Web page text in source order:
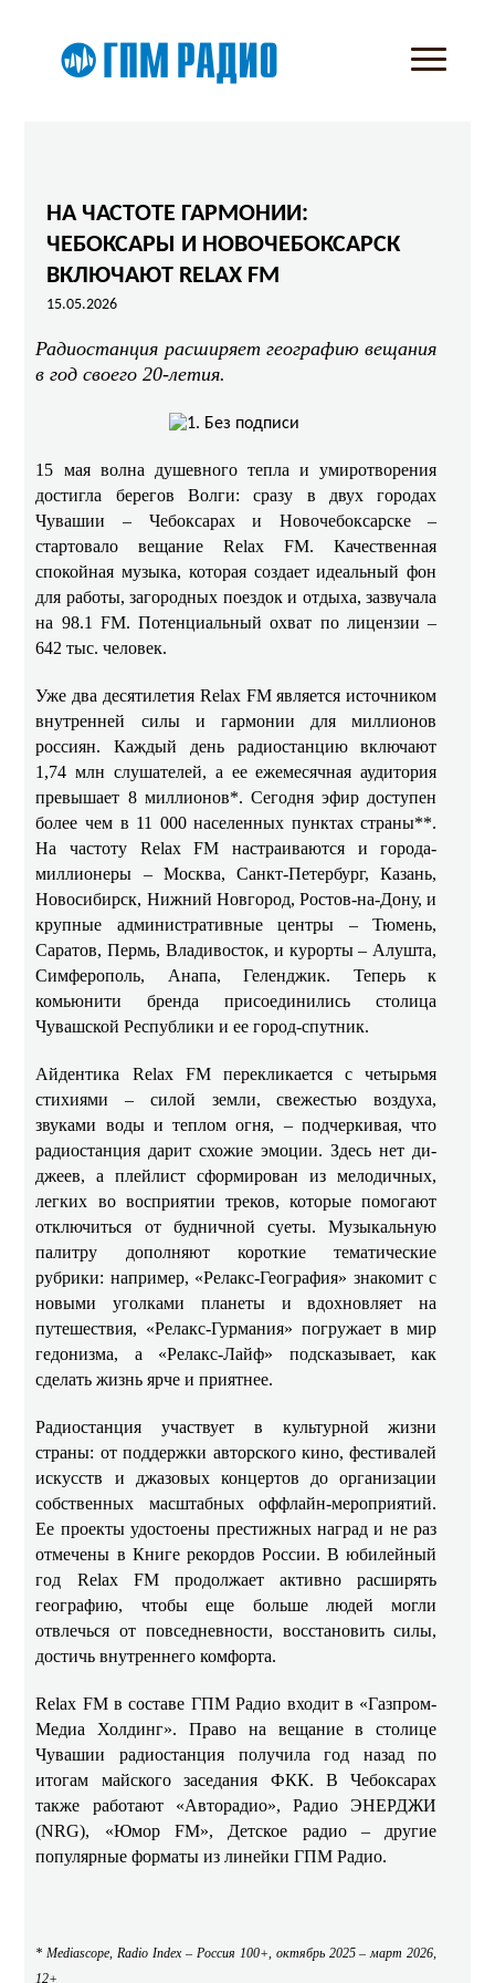
НА ЧАСТОТЕ ГАРМОНИИ:
ЧЕБОКСАРЫ И НОВОЧЕБОКСАРСК
ВКЛЮЧАЮТ RELAX FM
15.05.2026
Радиостанция расширяет географию вещания
в год своего 20‑летия.
15 мая волна душевного тепла и умиротворения
достигла берегов Волги: сразу в двух городах
Чувашии – Чебоксарах и Новочебоксарске –
стартовало вещание Relax FM. Качественная
спокойная музыка, которая создает идеальный фон
для работы, загородных поездок и отдыха, зазвучала
на 98.1 FM. Потенциальный охват по лицензии –
642 тыс. человек.
Уже два десятилетия Relax FM является источником
внутренней силы и гармонии для миллионов
россиян. Каждый день радиостанцию включают
1,74 млн слушателей, а ее ежемесячная аудитория
превышает 8 миллионов*. Сегодня эфир доступен
более чем в 11 000 населенных пунктах страны**.
На частоту Relax FM настраиваются и города-
миллионеры – Москва, Санкт-Петербург, Казань,
Новосибирск, Нижний Новгород, Ростов-на-Дону, и
крупные административные центры – Тюмень,
Саратов, Пермь, Владивосток, и курорты – Алушта,
Симферополь, Анапа, Геленджик. Теперь к
комьюнити бренда присоединились столица
Чувашской Республики и ее город-спутник.
Айдентика Relax FM перекликается с четырьмя
стихиями – силой земли, свежестью воздуха,
звуками воды и теплом огня, – подчеркивая, что
радиостанция дарит схожие эмоции. Здесь нет ди-
джеев, а плейлист сформирован из мелодичных,
легких во восприятии треков, которые помогают
отключиться от будничной суеты. Музыкальную
палитру дополняют короткие тематические
рубрики: например, «Релакс‑География» знакомит с
новыми уголками планеты и вдохновляет на
путешествия, «Релакс‑Гурмания» погружает в мир
гедонизма, а «Релакс‑Лайф» подсказывает, как
сделать жизнь ярче и приятнее.
Радиостанция участвует в культурной жизни
страны: от поддержки авторского кино, фестивалей
искусств и джазовых концертов до организации
собственных масштабных оффлайн-мероприятий.
Ее проекты удостоены престижных наград и не раз
отмечены в Книге рекордов России. В юбилейный
год Relax FM продолжает активно расширять
географию, чтобы еще больше людей могли
отвлечься от повседневности, восстановить силы,
достичь внутреннего комфорта.
Relax FM в составе ГПМ Радио входит в «Газпром-
Медиа Холдинг». Право на вещание в столице
Чувашии радиостанция получила год назад по
итогам майского заседания ФКК. В Чебоксарах
также работают «Авторадио», Радио ЭНЕРДЖИ
(NRG), «Юмор FM», Детское радио – другие
популярные форматы из линейки ГПМ Радио.
* Mediascope, Radio Index – Россия 100+, октябрь 2025 – март 2026,
12+